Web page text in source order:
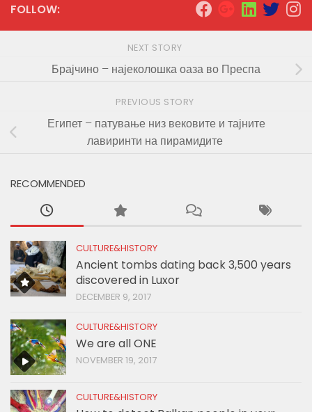
FOLLOW:
NEXT STORY
Брајчино – најеколошка оаза во Преспа
PREVIOUS STORY
Египет – патување низ вековите и тајните
лавиринти на пирамидите
RECOMMENDED
CULTURE&HISTORY
Ancient tombs dating back 3,500 years
discovered in Luxor
DECEMBER 9, 2017
CULTURE&HISTORY
We are all ONE
NOVEMBER 19, 2017
CULTURE&HISTORY